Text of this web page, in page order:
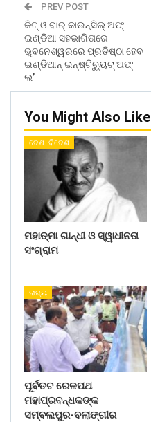
PREV POST
କିଟ୍‍ ଓ ବାର୍‍ କାଉନ୍‍ସିଲ୍‍ ଅଫ୍‍
ଇଣ୍ଡିଆ ସହଭାଗିତାରେ
ଭୁବନେଶ୍ୱରରେ ପ୍ରତିଷ୍ଠା ହେବ
ଇଣ୍ଡିଆନ୍‍ ଇନ୍‍ଷ୍ଟିଚ୍ୟୁଟ୍‍ ଅଫ୍‍
ଲ’
You Might Also Like
ଦେଶ- ବିଦେଶ
ମହାତ୍ମା ଗାନ୍ଧୀ ଓ ସ୍ୱାଧୀନତା
ସଂଗ୍ରାମ
ରାଜ୍ୟ
ପୂର୍ବତଟ ରେଳପଥ
ମହାପ୍ରବନ୍ଧକଙ୍କ
ସମ୍ବଲପୁର-ବଲାଙ୍ଗୀର